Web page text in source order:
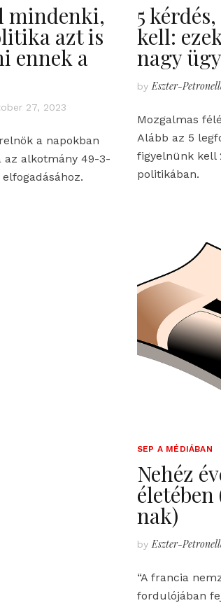
mindenki,
azt is
ennek a
27, 2023
a napokban
az alkotmány 49-3-
5
kell:
nagy
by Eszter-
Mozgalmas
Alább az 5
figyelnünk kell
politikában.
SEP A MÉDIÁBAN
Nehéz
nak)
by Eszter-
“A francia
fordulójában